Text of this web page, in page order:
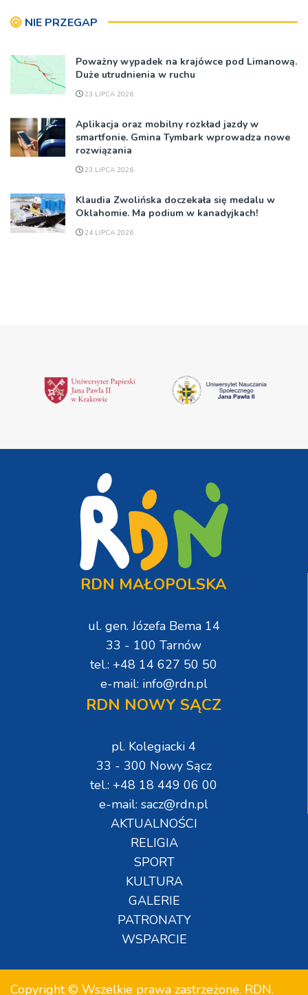
NIE PRZEGAP
Poważny wypadek na krajówce pod Limanową.
Duże utrudnienia w ruchu
23 LIPCA 2026
Aplikacja oraz mobilny rozkład jazdy w
smartfonie. Gmina Tymbark wprowadza nowe
rozwiązania
23 LIPCA 2026
Klaudia Zwolińska doczekała się medalu w
Oklahomie. Ma podium w kanadyjkach!
24 LIPCA 2026
RDN MAŁOPOLSKA
ul. gen. Józefa Bema 14
33 - 100 Tarnów
tel.: +48 14 627 50 50
e-mail: info@rdn.pl
RDN NOWY SĄCZ
pl. Kolegiacki 4
33 - 300 Nowy Sącz
tel.: +48 18 449 06 00
e-mail: sacz@rdn.pl
AKTUALNOŚCI
RELIGIA
SPORT
KULTURA
GALERIE
PATRONATY
WSPARCIE
Copyright © Wszelkie prawa zastrzeżone. RDN.